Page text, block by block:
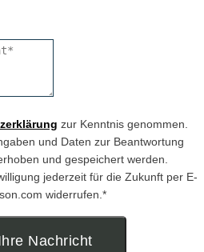
zur Kenntnis genommen.
und Daten zur Beantwortung
und gespeichert werden.
jederzeit für die Zukunft per E-
widerrufen.*
Nachricht